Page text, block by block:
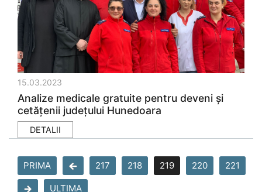
15.03.2023
Analize medicale gratuite pentru deveni și
cetățenii județului Hunedoara
DETALII
PRIMA 217 218 219 220 221
ULTIMA